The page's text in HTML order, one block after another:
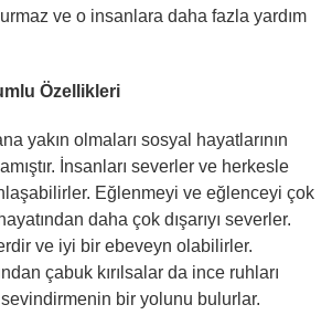
ve o insanlara daha fazla yardım
Özellikleri
yakın olmaları sosyal hayatlarının
İnsanları severler ve herkesle
Eğlenmeyi ve eğlenceyi çok
daha çok dışarıyı severler.
ve iyi bir ebeveyn olabilirler.
çabuk kırılsalar da ince ruhları
bir yolunu bulurlar.